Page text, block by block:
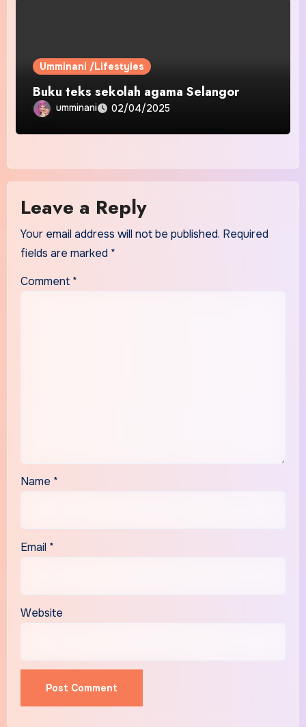
Umminani /Lifestyles
Buku teks sekolah agama Selangor
umminani 02/04/2025
Leave a Reply
Your email address will not be published. Required
fields are marked *
Comment *
Name *
Email *
Website